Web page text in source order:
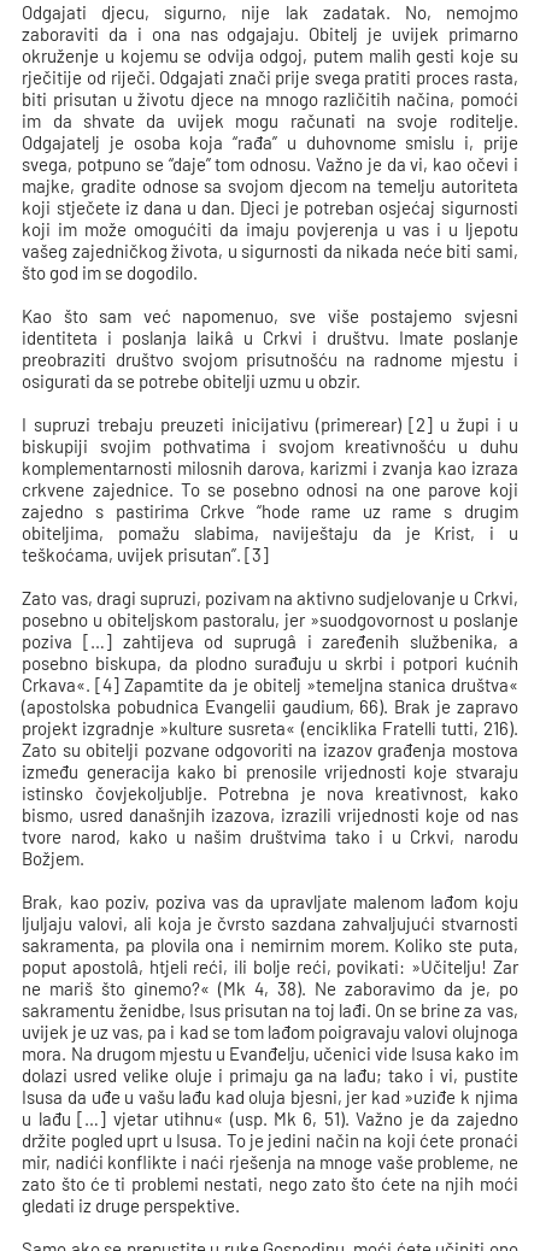
Odgajati djecu, sigurno, nije lak zadatak. No, nemojmo
zaboraviti da i ona nas odgajaju. Obitelj je uvijek primarno
okruženje u kojemu se odvija odgoj, putem malih gesti koje su
rječitije od riječi. Odgajati znači prije svega pratiti proces rasta,
biti prisutan u životu djece na mnogo različitih načina, pomoći
im da shvate da uvijek mogu računati na svoje roditelje.
Odgajatelj je osoba koja “rađa” u duhovnome smislu i, prije
svega, potpuno se “daje” tom odnosu. Važno je da vi, kao očevi i
majke, gradite odnose sa svojom djecom na temelju autoriteta
koji stječete iz dana u dan. Djeci je potreban osjećaj sigurnosti
koji im može omogućiti da imaju povjerenja u vas i u ljepotu
vašeg zajedničkog života, u sigurnosti da nikada neće biti sami,
što god im se dogodilo.
Kao što sam već napomenuo, sve više postajemo svjesni
identiteta i poslanja laikâ u Crkvi i društvu. Imate poslanje
preobraziti društvo svojom prisutnošću na radnome mjestu i
osigurati da se potrebe obitelji uzmu u obzir.
I supruzi trebaju preuzeti inicijativu (primerear) [2] u župi i u
biskupiji svojim pothvatima i svojom kreativnošću u duhu
komplementarnosti milosnih darova, karizmi i zvanja kao izraza
crkvene zajednice. To se posebno odnosi na one parove koji
zajedno s pastirima Crkve “hode rame uz rame s drugim
obiteljima, pomažu slabima, naviještaju da je Krist, i u
teškoćama, uvijek prisutan”. [3]
Zato vas, dragi supruzi, pozivam na aktivno sudjelovanje u Crkvi,
posebno u obiteljskom pastoralu, jer »suodgovornost u poslanje
poziva […] zahtijeva od suprugâ i zaređenih službenika, a
posebno biskupa, da plodno surađuju u skrbi i potpori kućnih
Crkava«. [4] Zapamtite da je obitelj »temeljna stanica društva«
(apostolska pobudnica Evangelii gaudium, 66). Brak je zapravo
projekt izgradnje »kulture susreta« (enciklika Fratelli tutti, 216).
Zato su obitelji pozvane odgovoriti na izazov građenja mostova
između generacija kako bi prenosile vrijednosti koje stvaraju
istinsko čovjekoljublje. Potrebna je nova kreativnost, kako
bismo, usred današnjih izazova, izrazili vrijednosti koje od nas
tvore narod, kako u našim društvima tako i u Crkvi, narodu
Božjem.
Brak, kao poziv, poziva vas da upravljate malenom lađom koju
ljuljaju valovi, ali koja je čvrsto sazdana zahvaljujući stvarnosti
sakramenta, pa plovila ona i nemirnim morem. Koliko ste puta,
poput apostolâ, htjeli reći, ili bolje reći, povikati: »Učitelju! Zar
ne mariš što ginemo?« (Mk 4, 38). Ne zaboravimo da je, po
sakramentu ženidbe, Isus prisutan na toj lađi. On se brine za vas,
uvijek je uz vas, pa i kad se tom lađom poigravaju valovi olujnoga
mora. Na drugom mjestu u Evanđelju, učenici vide Isusa kako im
dolazi usred velike oluje i primaju ga na lađu; tako i vi, pustite
Isusa da uđe u vašu lađu kad oluja bjesni, jer kad »uziđe k njima
u lađu […] vjetar utihnu« (usp. Mk 6, 51). Važno je da zajedno
držite pogled uprt u Isusa. To je jedini način na koji ćete pronaći
mir, nadići konflikte i naći rješenja na mnoge vaše probleme, ne
zato što će ti problemi nestati, nego zato što ćete na njih moći
gledati iz druge perspektive.